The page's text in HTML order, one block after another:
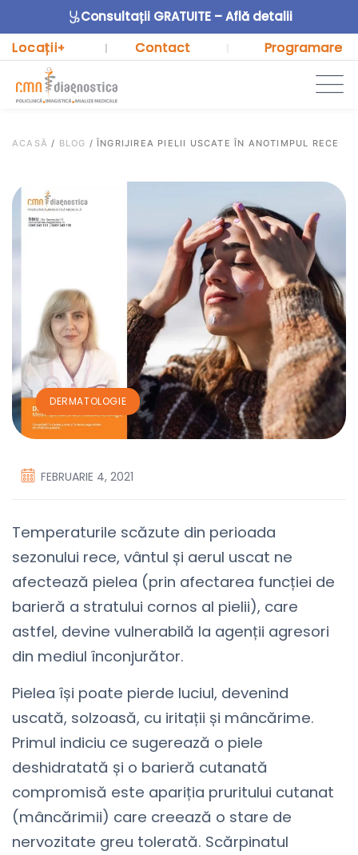
Consultații GRATUITE – Află detalii
Locații+ | Contact Programare
ACASĂ / BLOG / ÎNGRIJIREA PIELII USCATE ÎN ANOTIMPUL RECE
DERMATOLOGIE
FEBRUARIE 4, 2021
Temperaturile scăzute din perioada
sezonului rece, vântul și aerul uscat ne
afectează pielea (prin afectarea funcției de
barieră a stratului cornos al pielii), care
astfel, devine vulnerabilă la agenții agresori
din mediul înconjurător.
Pielea își poate pierde luciul, devenind
uscată, solzoasă, cu iritații și mâncărime.
Primul indiciu ce sugerează o piele
deshidratată și o barieră cutanată
compromisă este apariția pruritului cutanat
(mâncărimii) care creează o stare de
nervozitate greu tolerată. Scărpinatul